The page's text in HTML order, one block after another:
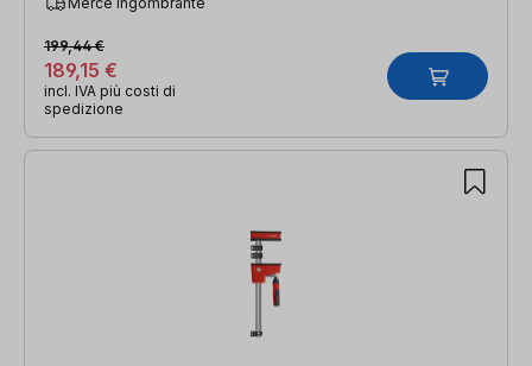
189,15 €
199,44 €
incl. IVA più costi di
spedizione